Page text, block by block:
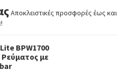
Αποκλειστικές προσφορές έως και
BPW1700
με